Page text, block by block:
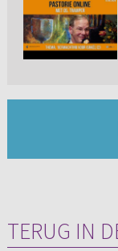
TERUG IN